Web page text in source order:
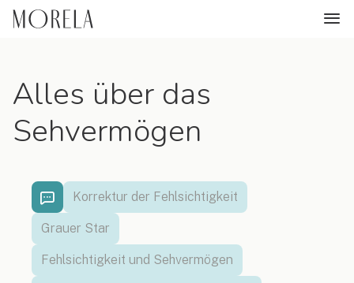
Alles über das
Sehvermögen
Korrektur der Fehlsichtigkeit
Grauer Star
Fehlsichtigkeit und Sehvermögen